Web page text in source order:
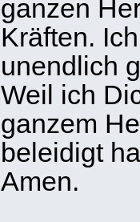
ganzen
Kräften.
unendlich
Weil ich
ganzem
beleidigt
Amen.